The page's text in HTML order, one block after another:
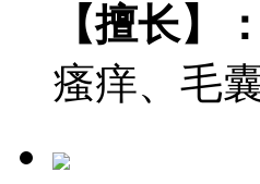
【擅长】：
瘙痒、毛